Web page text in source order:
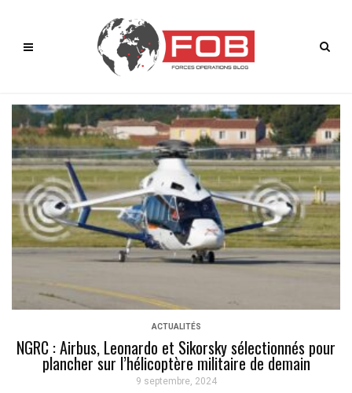
ACTUALITÉS
NGRC : Airbus, Leonardo et Sikorsky sélectionnés pour
plancher sur l’hélicoptère militaire de demain
9 septembre, 2024